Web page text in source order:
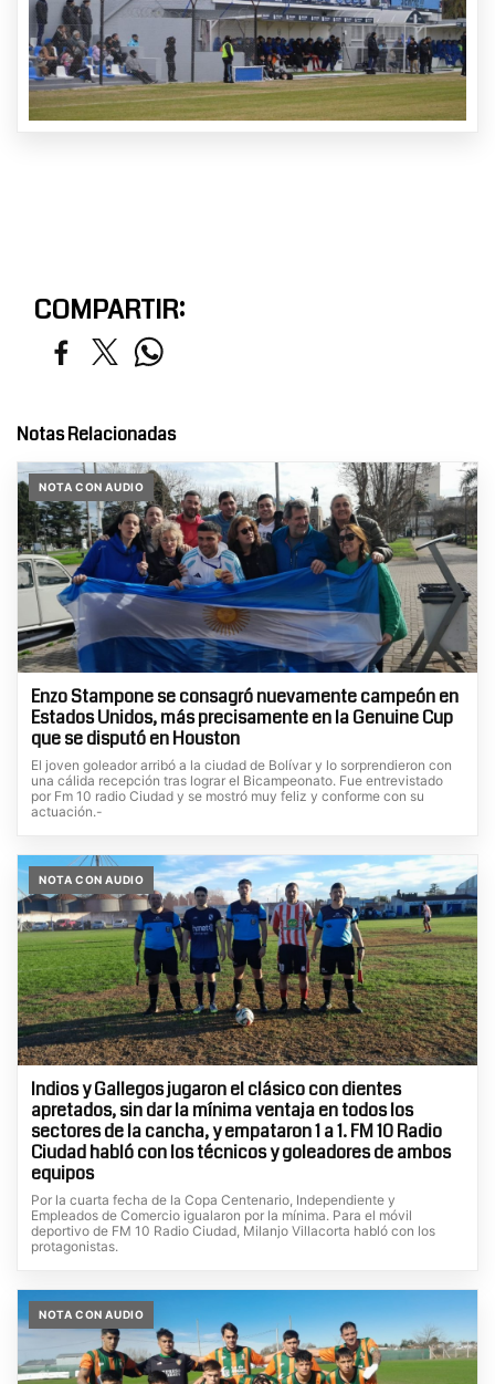
COMPARTIR:
Notas Relacionadas
NOTA CON AUDIO
Enzo Stampone se consagró nuevamente campeón en
Estados Unidos, más precisamente en la Genuine Cup
que se disputó en Houston
El joven goleador arribó a la ciudad de Bolívar y lo sorprendieron con
una cálida recepción tras lograr el Bicampeonato. Fue entrevistado
por Fm 10 radio Ciudad y se mostró muy feliz y conforme con su
actuación.-
NOTA CON AUDIO
Indios y Gallegos jugaron el clásico con dientes
apretados, sin dar la mínima ventaja en todos los
sectores de la cancha, y empataron 1 a 1. FM 10 Radio
Ciudad habló con los técnicos y goleadores de ambos
equipos
Por la cuarta fecha de la Copa Centenario, Independiente y
Empleados de Comercio igualaron por la mínima. Para el móvil
deportivo de FM 10 Radio Ciudad, Milanjo Villacorta habló con los
protagonistas.
NOTA CON AUDIO